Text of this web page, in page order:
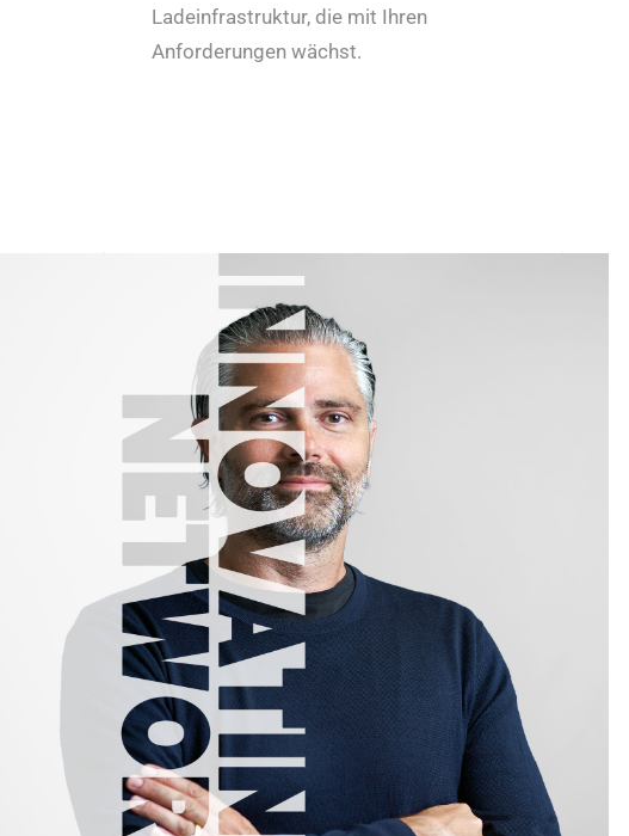
Ladeinfrastruktur, die mit Ihren
Anforderungen wächst.